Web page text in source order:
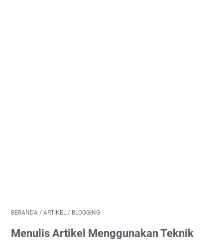
BERANDA / ARTIKEL / BLOGGING
Menulis Artikel Menggunakan Teknik